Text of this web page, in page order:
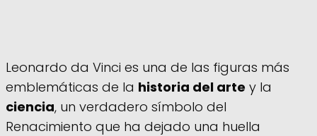
Leonardo da Vinci es una de las figuras más
emblemáticas de la historia del arte y la
ciencia, un verdadero símbolo del
Renacimiento que ha dejado una huella